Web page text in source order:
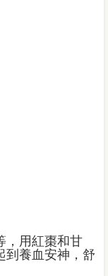
，用紅棗和甘
到養血安神，舒